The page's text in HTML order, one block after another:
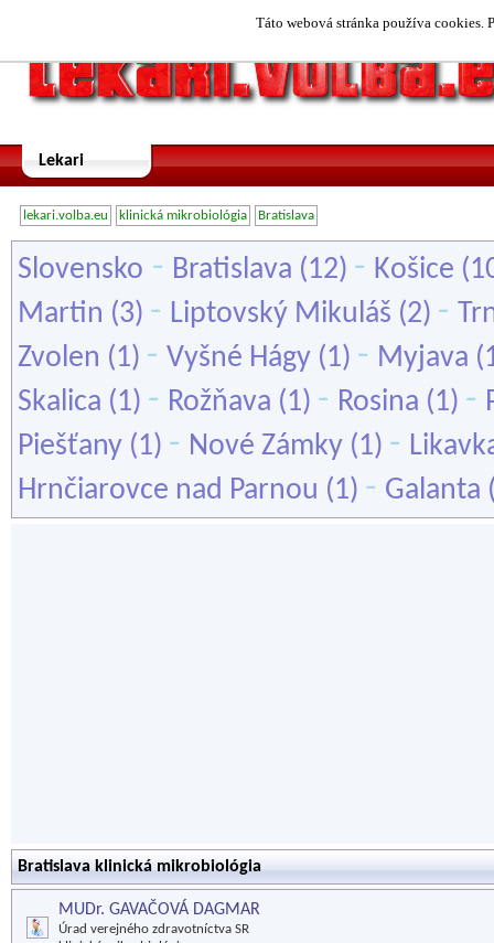
Táto webová stránka používa cookies.
Lekari
lekari.volba.eu klinická mikrobiológia Bratislava
Slovensko - Bratislava (12) - Košice
Martin (3) - Liptovský Mikuláš (2) -
Zvolen (1) - Vyšné Hágy (1) - Myjava
Skalica (1) - Rožňava (1) - Rosina (1) -
Piešťany (1) - Nové Zámky (1) -
Hrnčiarovce nad Parnou (1) - Galanta
Bratislava klinická mikrobiológia
MUDr. GAVAČOVÁ DAGMAR
Úrad verejného zdravotníctva SR